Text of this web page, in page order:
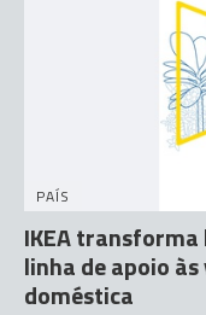
PAÍS
IKEA
linha de apoio
doméstica